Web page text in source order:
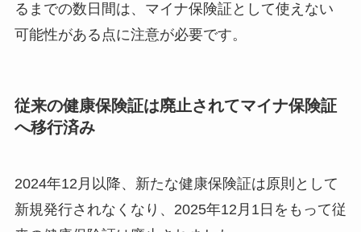
るまでの数日間は、マイナ保険証として使えない
可能性がある点に注意が必要です。
従来の健康保険証は廃止されてマイナ保険証
へ移行済み
2024年12月以降、新たな健康保険証は原則として
新規発行されなくなり、2025年12月1日をもって従